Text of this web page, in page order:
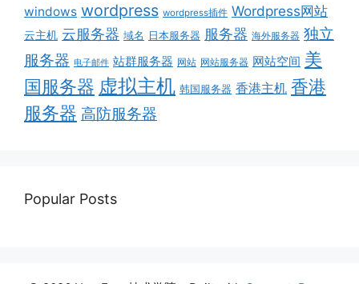
windows wordpress wordpress插件 Wordpress网站
云主机 云服务器 域名 日本服务器 服务器 海外服务器 独立
服务器 电子邮件 站群服务器 网站 网站服务器 网站空间 美
国服务器 虚拟主机 韩国服务器 香港主机 香港
服务器 高防服务器
Popular Posts